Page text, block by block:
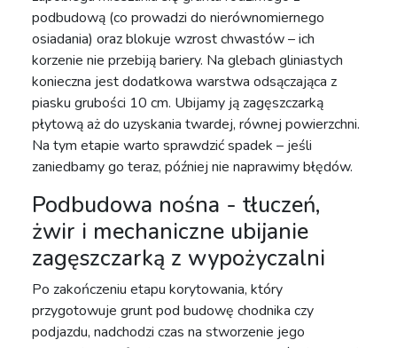
podbudową (co prowadzi do nierównomiernego
osiadania) oraz blokuje wzrost chwastów – ich
korzenie nie przebiją bariery. Na glebach gliniastych
konieczna jest dodatkowa warstwa odsączająca z
piasku grubości 10 cm. Ubijamy ją zagęszczarką
płytową aż do uzyskania twardej, równej powierzchni.
Na tym etapie warto sprawdzić spadek – jeśli
zaniedbamy go teraz, później nie naprawimy błędów.
Podbudowa nośna - tłuczeń,
żwir i mechaniczne ubijanie
zagęszczarką z wypożyczalni
Po zakończeniu etapu korytowania, który
przygotowuje grunt pod budowę chodnika czy
podjazdu, nadchodzi czas na stworzenie jego